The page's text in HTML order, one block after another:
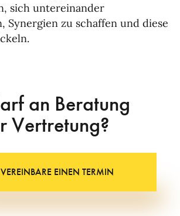
sich untereinander
Synergien zu schaffen und diese
an Beratung
Vertretung?
EINEN TERMIN